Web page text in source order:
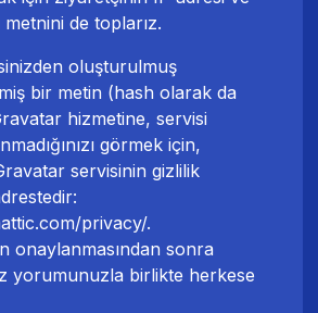
metnini de toplarız.
oluşturulmuş
bir metin (hash olarak da
hizmetine, servisi
görmek için,
servisinin gizlilik
privacy/.
onaylanmasından sonra
yorumunuzla birlikte herkese